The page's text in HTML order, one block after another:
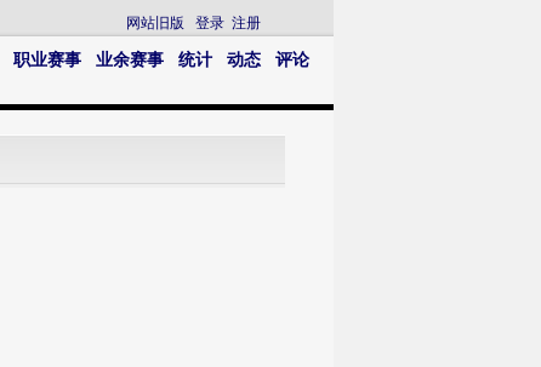
网站旧版 登录 注册
职业赛事 业余赛事 统计 动态
评论